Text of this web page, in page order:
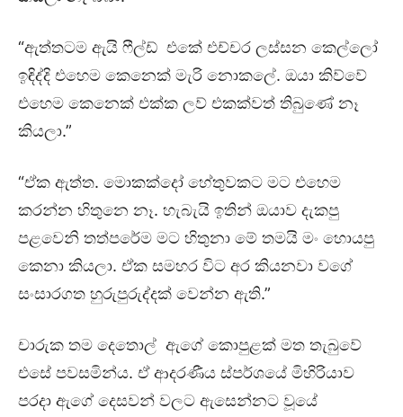
“ඇත්තටම ඇයි ෆීල්ඩ් එකේ එච්චර ලස්සන කෙල්ලෝ
ඉඳිද්දි එහෙම කෙනෙක් මැරි නොකලේ. ඔයා කිව්වේ
එහෙම කෙනෙක් එක්ක ලව් එකක්වත් තිබුණේ නෑ
කියලා.”
“ඒක ඇත්ත. මොකක්දෝ හේතුවකට මට එහෙම
කරන්න හිතුනෙ නෑ. හැබැයි ඉතින් ඔයාව දැකපු
පළවෙනි තත්පරේම මට හිතුනා මේ තමයි මං හොයපු
කෙනා කියලා. ඒක සමහර විට අර කියනවා වගේ
සංසාරගත හුරුපුරුද්දක් වෙන්න ඇති.”
චාරුක තම දෙතොල් ඇගේ කොපුළක් මත තැබුවේ
එසේ පවසමින්ය. ඒ ආදරණීය ස්පර්ශයේ මිහිරියාව
පරදා ඇගේ දෙසවන් වලට ඇසෙන්නට වූයේ